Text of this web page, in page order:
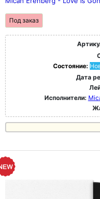
Под заказ
Состояние:
Дата
Исполнители: